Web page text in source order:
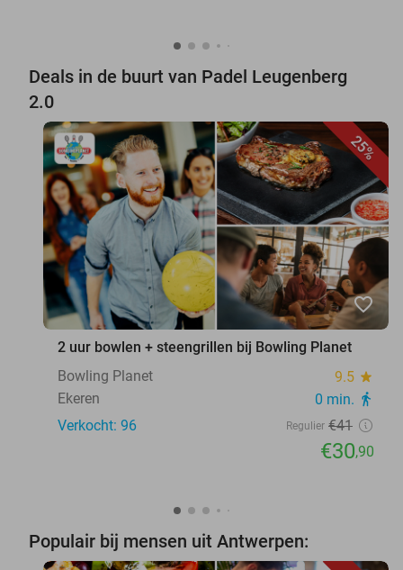
Deals in de buurt van Padel Leugenberg
2.0
25%
favorite_border
2 uur bowlen + steengrillen bij Bowling Planet
Bowling Planet
9.5 star
Ekeren 0 min. directions_walk
Verkocht: 96 Regulier €41
€30,90
Populair bij mensen uit Antwerpen: